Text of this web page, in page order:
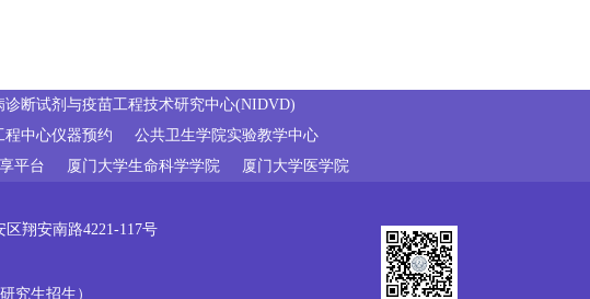
诊断试剂与疫苗工程技术研究中心(NIDVD)
程中心仪器预约
公共卫生学院实验教学中心
平台 厦门大学生命科学学院 厦门大学医学院
翔安南路4221-117号
生招生）